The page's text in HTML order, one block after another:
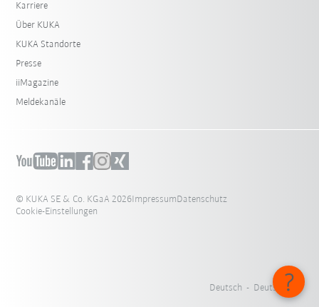
Karriere
Über KUKA
KUKA Standorte
Presse
iiMagazine
Meldekanäle
© KUKA SE & Co. KGaA 2026ImpressumDatenschutz
Cookie-Einstellungen
Deutsch - Deutschland